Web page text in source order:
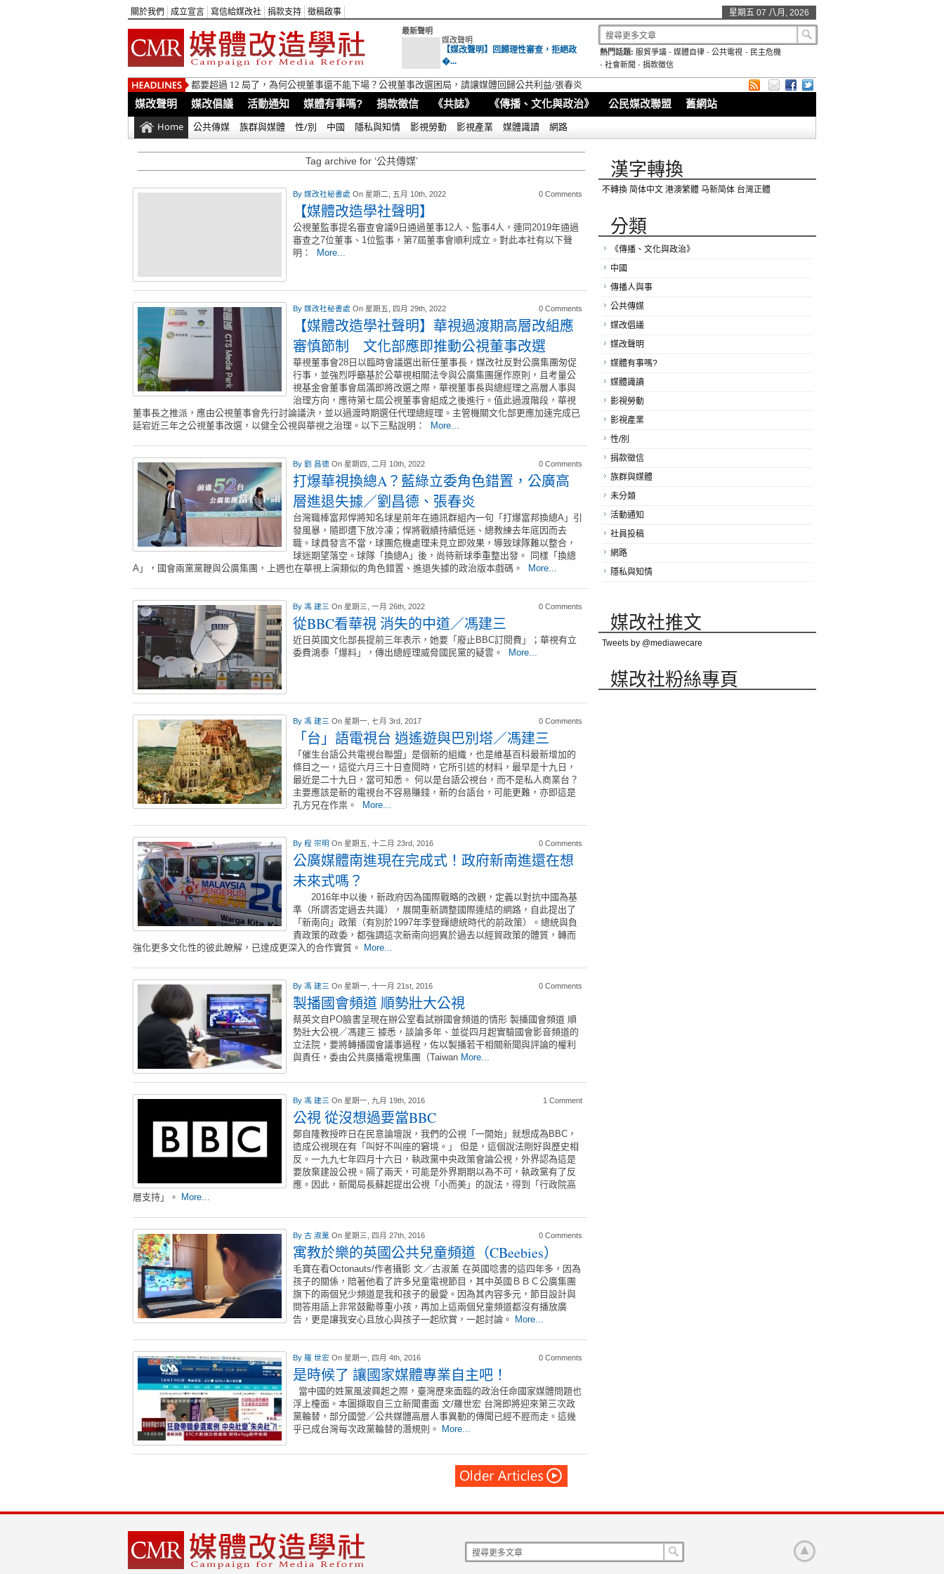
關於我們 成立宣言 寫信給媒改社 捐款支持 徵稿啟事 星期五 07 八月, 2026
最新聲明
媒改聲明
【媒改聲明】回歸理性審查，拒絕政
�...
熱門話題: 服貿爭議 -媒體自律 -公共電視 - 民主危機
- 社會新聞 - 捐款徵信
都要超過 12 局了，為何公視董事還不能下場？公視董事改選困局，請讓媒體回歸公共利益/張春炎
媒改聲明 媒改倡議 活動通知 媒體有事嗎? 捐款徵信 《共誌》 《傳播、文化與政治》 公民媒改聯盟 舊網站
Home 公共傳媒 族群與媒體 性/別 中國 隱私與知情 影視勞動 影視產業 媒體識讀 網路
Tag archive for ‘公共傳媒’
By 媒改社秘書處 On 星期二, 五月 10th, 2022 0 Comments
【媒體改造學社聲明】
公視董監事提名審查會議9日通過董事12人、監事4人，連同2019年通過
審查之7位董事、1位監事，第7屆董事會順利成立。對此本社有以下聲
明：
More...
By 媒改社秘書處 On 星期五, 四月 29th, 2022 0 Comments
【媒體改造學社聲明】華視過渡期高層改組應
審慎節制 文化部應即推動公視董事改選
華視董事會28日以臨時會議選出新任董事長，媒改社反對公廣集團匆促
行事，並強烈呼籲基於公華視相關法令與公廣集團運作原則，且考量公
視基金會董事會屆滿即將改選之際，華視董事長與總經理之高層人事與
治理方向，應待第七屆公視董事會組成之後進行。值此過渡階段，華視
董事長之推派，應由公視董事會先行討論議決，並以過渡時期選任代理總經理。主管機關文化部更應加速完成已
延宕近三年之公視董事改選，以健全公視與華視之治理。以下三點說明：
More...
By 劉 昌德 On 星期四, 二月 10th, 2022 0 Comments
打爆華視換總A？藍綠立委角色錯置，公廣高
層進退失據／劉昌德、張春炎
台灣職棒富邦悍將知名球星前年在通訊群組內一句「打爆富邦換總A」引
發風暴，隨即遭下放冷凍；悍將戰績持續低迷、總教練去年底因而去
職。球員發言不當，球團危機處理未見立即效果，導致球隊難以整合，
球迷期望落空。球隊「換總A」後，尚待新球季重整出發。 同樣「換總
A」，國會兩黨黨鞭與公廣集團，上週也在華視上演類似的角色錯置、進退失據的政治版本戲碼。
More...
By 馮 建三 On 星期三, 一月 26th, 2022 0 Comments
從BBC看華視 消失的中道／馮建三
近日英國文化部長提前三年表示，她要「廢止BBC訂閱費」；華視有立
委費鴻泰「爆料」，傳出總經理威脅國民黨的疑雲。
More...
By 馮 建三 On 星期一, 七月 3rd, 2017 0 Comments
「台」語電視台 逍遙遊與巴別塔／馮建三
「催生台語公共電視台聯盟」是個新的組織，也是維基百科最新增加的
條目之一，這從六月三十日查閱時，它所引述的材料，最早是十九日，
最近是二十九日，當可知悉。 何以是台語公視台，而不是私人商業台？
主要應該是新的電視台不容易賺錢，新的台語台，可能更難，亦即這是
孔方兄在作祟。
More...
By 程 宗明 On 星期五, 十二月 23rd, 2016 0 Comments
公廣媒體南進現在完成式！政府新南進還在想
未來式嗎？
2016年中以後，新政府因為國際戰略的改觀，定義以對抗中國為基
準（所謂否定過去共識），展開重新調整國際連結的網路，自此提出了
「新南向」政策（有別於1997年李登輝總統時代的前政策）。總統與負
責政策的政委，都強調這次新南向迥異於過去以經貿政策的體質，轉而
強化更多文化性的彼此瞭解，已達成更深入的合作實質。
More...
By 馮 建三 On 星期一, 十一月 21st, 2016 0 Comments
製播國會頻道 順勢壯大公視
蔡英文自PO臉書呈現在辦公室看試辦國會頻道的情形 製播國會頻道 順
勢壯大公視／馮建三 據悉，談論多年、並從四月起實驗國會影音頻道的
立法院，要將轉播國會議事過程，佐以製播若干相關新聞與評論的權利
與責任，委由公共廣播電視集團（Taiwan More...
By 馮 建三 On 星期一, 九月 19th, 2016 1 Comment
公視 從沒想過要當BBC
鄭自隆教授昨日在民意論壇說，我們的公視「一開始」就想成為BBC，
造成公視現在有「叫好不叫座的窘境。」 但是，這個說法剛好與歷史相
反。一九九七年四月十六日，執政黨中央政策會論公視，外界認為這是
要放棄建設公視。隔了兩天，可能是外界期期以為不可，執政黨有了反
應。因此，新聞局長蘇起提出公視「小而美」的說法，得到「行政院高
層支持」。
More...
By 古 淑薰 On 星期三, 四月 27th, 2016 0 Comments
寓教於樂的英國公共兒童頻道（CBeebies）
毛寶在看Octonauts/作者攝影 文／古淑薰 在英國唸書的這四年多，因為
孩子的關係，陪著他看了許多兒童電視節目，其中英國ＢＢＣ公廣集團
旗下的兩個兒少頻道是我和孩子的最愛。因為其內容多元，節目設計與
問答用語上非常鼓勵尊重小孩，再加上這兩個兒童頻道都沒有播放廣
告，更是讓我安心且放心與孩子一起欣賞，一起討論。
More...
By 羅 世宏 On 星期一, 四月 4th, 2016 0 Comments
是時候了 讓國家媒體專業自主吧！
當中國的姓黨風波興起之際，臺灣歷來面臨的政治任命國家媒體問題也
浮上檯面。本圖擷取自三立新聞畫面 文/羅世宏 台灣即將迎來第三次政
黨輪替，部分國營／公共媒體高層人事異動的傳聞已經不脛而走。這幾
乎已成台灣每次政黨輪替的潛規則。
More...
漢字轉換
不轉換 简体中文 港澳繁體 马新简体 台灣正體
分類
《傳播、文化與政治》
中國
傳播人與事
公共傳媒
媒改倡議
媒改聲明
媒體有事嗎?
媒體識讀
影視勞動
影視產業
性/別
捐款徵信
族群與媒體
未分類
活動通知
社員投稿
網路
隱私與知情
媒改社推文
Tweets by @mediawecare
媒改社粉絲專頁